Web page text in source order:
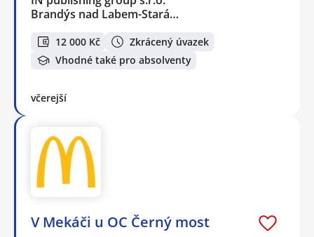
Brandýs nad Labem-Stará…
12 000 Kč
Zkrácený úvazek
Vhodné také pro absolventy
včerejší
V Mekáči u OC Černý most